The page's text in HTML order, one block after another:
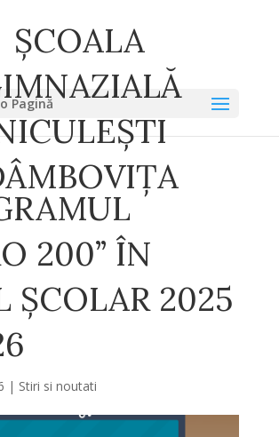
ȘCOALA
Pagină
200” ÎN
ȘCOLAR 2025
| Stiri si noutati